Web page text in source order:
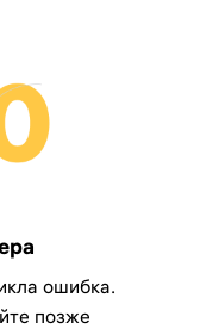
ошибка.
позже